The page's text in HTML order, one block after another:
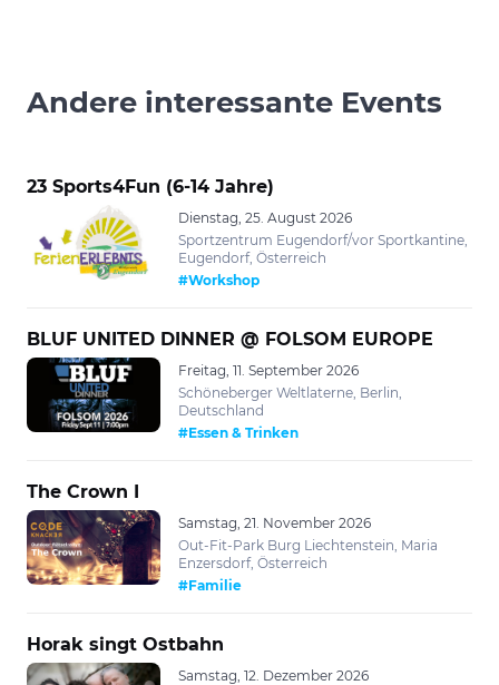
Andere interessante Events
23 Sports4Fun (6-14 Jahre)
Dienstag, 25. August 2026
Sportzentrum Eugendorf/vor Sportkantine,
Eugendorf, Österreich
#Workshop
BLUF UNITED DINNER @ FOLSOM EUROPE
Freitag, 11. September 2026
Schöneberger Weltlaterne, Berlin,
Deutschland
#Essen & Trinken
The Crown I
Samstag, 21. November 2026
Out-Fit-Park Burg Liechtenstein, Maria
Enzersdorf, Österreich
#Familie
Horak singt Ostbahn
Samstag, 12. Dezember 2026